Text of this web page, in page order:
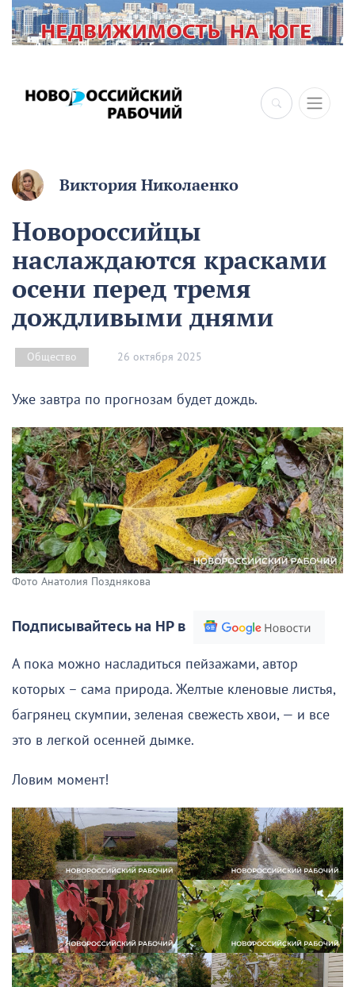
×
Виктория Николаенко
Новороссийцы
наслаждаются красками
осени перед тремя
дождливыми днями
Общество 26 октября 2025
Уже завтра по прогнозам будет дождь.
Фото Анатолия Позднякова
Подписывайтесь на НР в
А пока можно насладиться пейзажами, автор
которых – сама природа. Желтые кленовые листья,
багрянец скумпии, зеленая свежесть хвои, — и все
это в легкой осенней дымке.
Ловим момент!